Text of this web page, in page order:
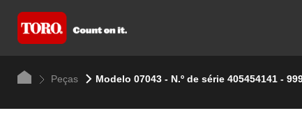
Peças Modelo 07043 - N.º de série 405454141 -